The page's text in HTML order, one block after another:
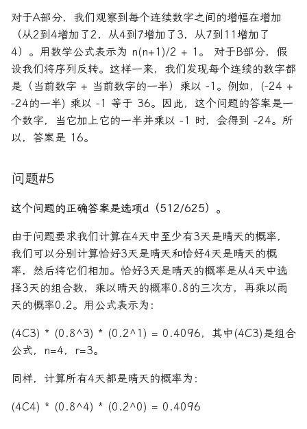
对于A部分，我们观察到每个连续数字之间的增幅在增加
（从2到4增加了2，从4到7增加了3，从7到11增加了
4）。用数学公式表示为 n(n+1)/2 + 1。 对于B部分，假
设我们将序列反转。这样一来，我们发现每个连续的数字都
是（当前数字 + 当前数字的一半）乘以 -1。例如，(-24 +
-24的一半) 乘以 -1 等于 36。因此，这个问题的答案是一
个数字，当它加上它的一半并乘以 -1 时，会得到 -24。所
以，答案是 16。
问题#5
这个问题的正确答案是选项d（512/625）。
由于问题要求我们计算在4天中 至少有3天是晴天的概率，
我们可以分别计算恰好3天是晴天和恰好4天是晴天的概
率，然后将它们相加。恰好3天是晴天的概率是从4天中选
择3天的组合数，乘以晴天的概率0.8的三次方，再乘以雨
天的概率0.2。用公式表示为：
(4C3) * (0.8^3) * (0.2^1) = 0.4096，其中(4C3)是组合
公式，n=4，r=3。
同样，计算所有4天都是晴天的概率为：
(4C4) * (0.8^4) * (0.2^0) = 0.4096